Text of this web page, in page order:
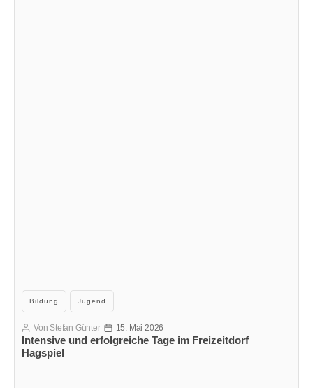
Kategorien
Bildung Jugend
Intensive und erfolgreiche Tage im Freizeitdorf
Hagspiel
Beitragsautor
Von Stefan Günter Veröffentlichungsdatum
15. Mai 2026